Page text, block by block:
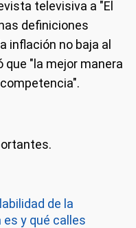
televisiva a "El
definiciones
inflación no baja al
que "la mejor manera
de la
es y qué calles